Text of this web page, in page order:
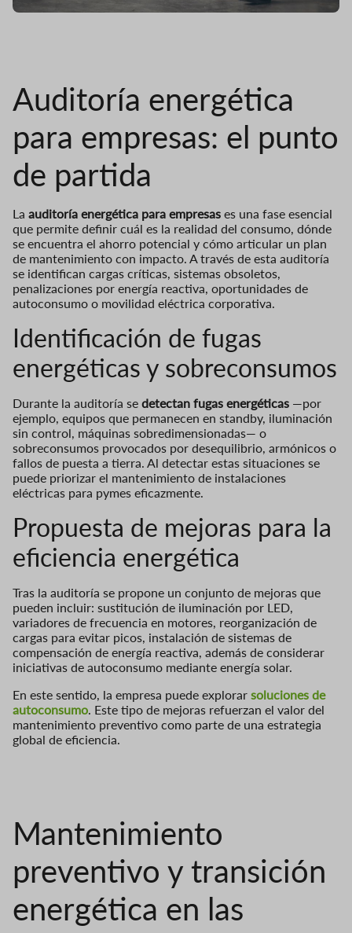
Auditoría energética
para empresas: el punto
de partida
La auditoría energética para empresas es una fase esencial
que permite definir cuál es la realidad del consumo, dónde
se encuentra el ahorro potencial y cómo articular un plan
de mantenimiento con impacto. A través de esta auditoría
se identifican cargas críticas, sistemas obsoletos,
penalizaciones por energía reactiva, oportunidades de
autoconsumo o movilidad eléctrica corporativa.
Identificación de fugas
energéticas y sobreconsumos
Durante la auditoría se detectan fugas energéticas —por
ejemplo, equipos que permanecen en standby, iluminación
sin control, máquinas sobredimensionadas— o
sobreconsumos provocados por desequilibrio, armónicos o
fallos de puesta a tierra. Al detectar estas situaciones se
puede priorizar el mantenimiento de instalaciones
eléctricas para pymes eficazmente.
Propuesta de mejoras para la
eficiencia energética
Tras la auditoría se propone un conjunto de mejoras que
pueden incluir: sustitución de iluminación por LED,
variadores de frecuencia en motores, reorganización de
cargas para evitar picos, instalación de sistemas de
compensación de energía reactiva, además de considerar
iniciativas de autoconsumo mediante energía solar.
En este sentido, la empresa puede explorar soluciones de
autoconsumo. Este tipo de mejoras refuerzan el valor del
mantenimiento preventivo como parte de una estrategia
global de eficiencia.
Mantenimiento
preventivo y transición
energética en las